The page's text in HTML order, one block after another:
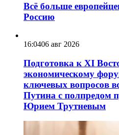
Всё больше
Россию
16:0406 авг 2026
Подготовка к XI
экономическому
ключевых вопросов
Путина с полпредом
Юрием Трутневым